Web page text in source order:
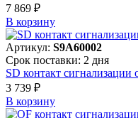
7 869 ₽
В корзинy
Артикул: S9A60002
Срок поставки: 2 дня
SD контакт
3 739 ₽
В корзинy